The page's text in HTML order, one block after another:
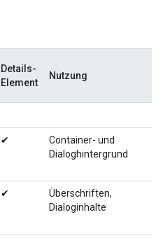
Details-
Element
Nutzung
✔
Container- und
Dialoghintergrund
✔
Überschriften,
Dialoginhalte